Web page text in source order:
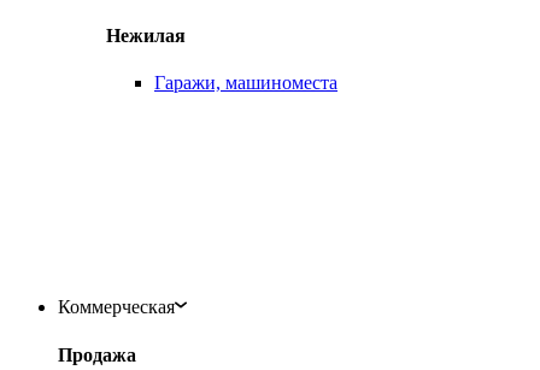
Нежилая
Гаражи, машиноместа
Коммерческая
Продажа